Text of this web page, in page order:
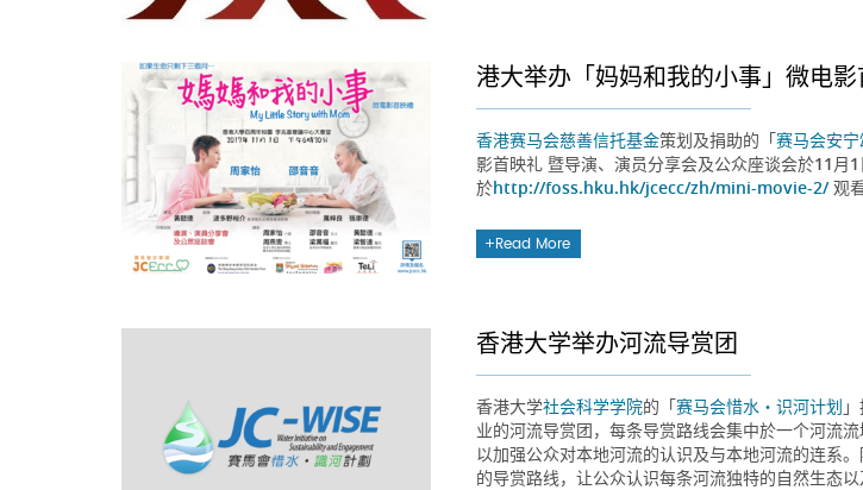
港大举办「妈妈和我的小事」微电
香港赛马会慈善信托基金策划及捐助的「赛马会安
影首映礼 暨导演、演员分享会及公众座谈会於11月
於http://foss.hku.hk/jcecc/zh/mini-movie-2/观
Read More
香港大学举办河流导赏团
香港大学社会科学学院的「赛马会惜水・识河计划
业的河流导赏团，每条导赏路线会集中於一个河流
以加强公众对本地河流的认识及与本地河流的连系
的导赏路线，让公众认识每条河流独特的自然生态以